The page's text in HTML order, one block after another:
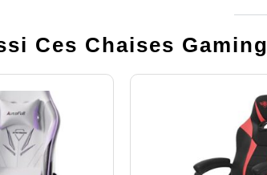
Ces Chaises Gaming